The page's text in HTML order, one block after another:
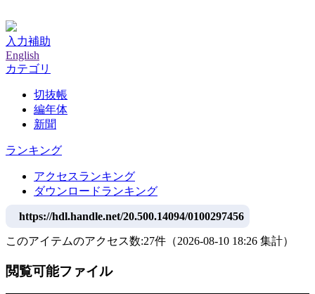
入力補助
English
カテゴリ
切抜帳
編年体
新聞
ランキング
アクセスランキング
ダウンロードランキング
https://hdl.handle.net/20.500.14094/0100297456
このアイテムのアクセス数:27件 （2026-08-10 18:26 集計）
閲覧可能ファイル